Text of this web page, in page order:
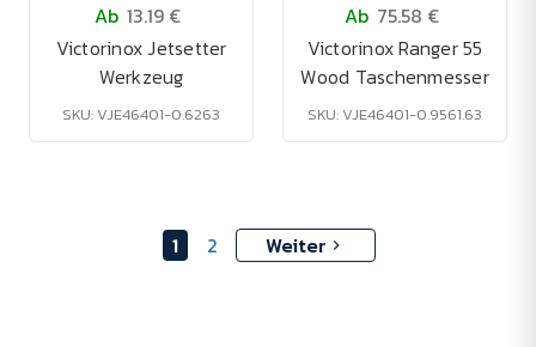
Ab 13.19 €
Victorinox Jetsetter
Werkzeug
SKU: VJE46401-0.6263
Ab 75.58 €
Victorinox Ranger 55
Wood Taschenmesser
SKU: VJE46401-0.9561.63
1 2 Weiter